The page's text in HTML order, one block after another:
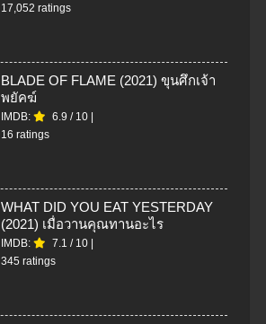
17,052 ratings
BLADE OF FLAME (2021) ขุนศึกเจ้า
พยัคฆ์
IMDB: 6.9 / 10 |
16 ratings
WHAT DID YOU EAT YESTERDAY
(2021) เมื่อวานคุณทานอะไร
IMDB: 7.1 / 10 |
345 ratings